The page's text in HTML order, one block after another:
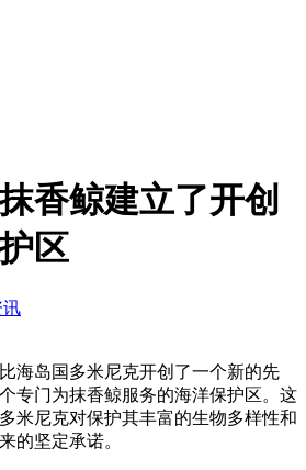
香鲸建立了开创
区
讯
海岛国多米尼克开创了一个新的先
专门为抹香鲸服务的海洋保护区。这
米尼克对保护其丰富的生物多样性和
的坚定承诺。